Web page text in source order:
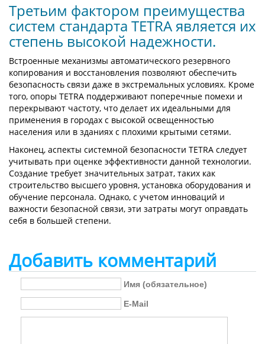
Третьим фактором преимущества
систем стандарта TETRA является их
степень высокой надежности.
Встроенные механизмы автоматического резервного
копирования и восстановления позволяют обеспечить
безопасность связи даже в экстремальных условиях. Кроме
того, опоры TETRA поддерживают поперечные помехи и
перекрывают частоту, что делает их идеальными для
применения в городах с высокой освещенностью
населения или в зданиях с плохими крытыми сетями.
Наконец, аспекты системной безопасности TETRA следует
учитывать при оценке эффективности данной технологии.
Создание требует значительных затрат, таких как
строительство высшего уровня, установка оборудования и
обучение персонала. Однако, с учетом инноваций и
важности безопасной связи, эти затраты могут оправдать
себя в большей степени.
Добавить комментарий
Имя (обязательное)
E-Mail